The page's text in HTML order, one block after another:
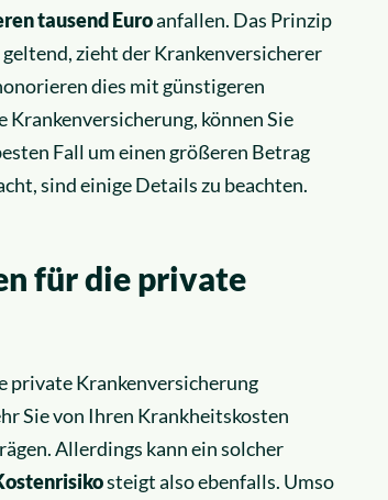
tausend Euroanfallen. Das Prinzip
zieht der Krankenversicherer
dies mit günstigeren
können Sie
Fall um einen größeren Betrag
sind einige Details zu beachten.
für die private
private Krankenversicherung
Sie von Ihren Krankheitskosten
Allerdings kann ein solcher
steigt also ebenfalls. Umso